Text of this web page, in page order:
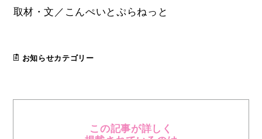
取材・文／こんぺいとぷらねっと
お知らせカテゴリー
この記事が詳しく